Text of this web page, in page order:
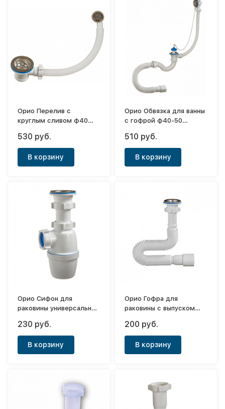
Орио Перелив с
круглым сливом ф40
530 руб.
В корзину
Орио Обвязка для ванны
с гофрой ф40-50
510 руб.
В корзину
Орио Сифон для
раковины универсальный
230 руб.
В корзину
Орио Гофра для
раковины с выпуском
200 руб.
В корзину